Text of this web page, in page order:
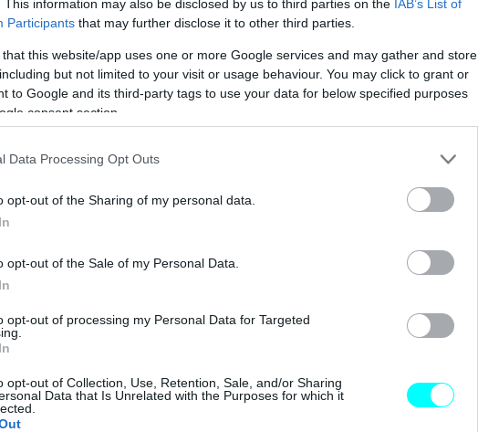
This information may also be disclosed by us to third parties on the IAB’s List of
Participants that may further disclose it to other third parties.
that this website/app uses one or more Google services and may gather and store
but not limited to your visit or usage behaviour. You may click to grant or
to Google and its third-party tags to use your data for below specified purposes
consent section.
Data Processing Opt Outs
opt-out of the Sharing of my personal data.
opt-out of the Sale of my Personal Data.
opt-out of processing my Personal Data for Targeted
opt-out of Collection, Use, Retention, Sale, and/or Sharing
Data that Is Unrelated with the Purposes for which it
VAN ΜΟΝΟ ΜΕ 12 ΕΥΡΩ ΤΟ ΑΤΟΜΟ
4 ΕΠΙΣΤΡΕΦΕΙ -ΠΟΣΟ ΚΟΣΤΙΖΕΙ